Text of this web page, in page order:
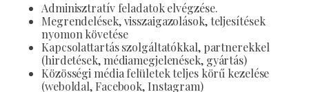
Adminisztratív feladatok elvégzése.
Megrendelések, visszaigazolások, teljesítések
nyomon követése
Kapcsolattartás szolgáltatókkal, partnerekkel
(hirdetések, médiamegjelenések, gyártás)
Közösségi média felületek teljes körű kezelése
(weboldal, Facebook, Instagram)